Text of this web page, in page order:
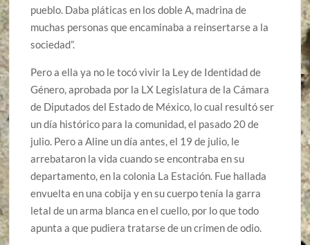
pueblo. Daba pláticas en los doble A, madrina de
muchas personas que encaminaba a reinsertarse a la
sociedad”.
Pero a ella ya no le tocó vivir la Ley de Identidad de
Género, aprobada por la LX Legislatura de la Cámara
de Diputados del Estado de México, lo cual resultó ser
un día histórico para la comunidad, el pasado 20 de
julio. Pero a Aline un día antes, el 19 de julio, le
arrebataron la vida cuando se encontraba en su
departamento, en la colonia La Estación. Fue hallada
envuelta en una cobija y en su cuerpo tenía la garra
letal de un arma blanca en el cuello, por lo que todo
apunta a que pudiera tratarse de un crimen de odio.